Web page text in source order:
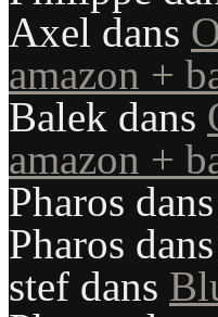
Axel dans
amazon +
Balek dans
amazon +
Pharos dans
Pharos dans
stef dans